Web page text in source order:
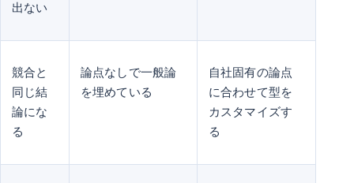
出ない
競合と
同じ結
論にな
る
論点なしで一般論
を埋めている
自社固有の論点
に合わせて型を
カスタマイズす
る